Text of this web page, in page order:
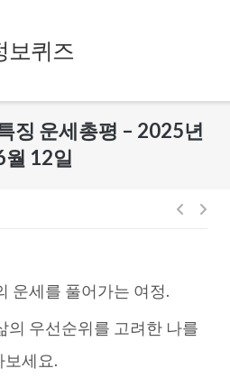
보퀴즈
징 운세총평 – 2025년
월 12일
글
이
운세를 풀어가는 여정.
의 우선순위를 고려한 나를
보세요.